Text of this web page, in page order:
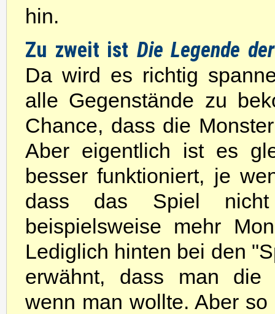
hin.
Zu zweit ist Die Legende
Da wird es richtig
alle Gegenstände zu
Chance, dass die
Aber eigentlich ist es
besser funktioniert, je
dass das Spiel
beispielsweise mehr
Lediglich hinten bei den
erwähnt, dass man die
wenn man wollte. Aber